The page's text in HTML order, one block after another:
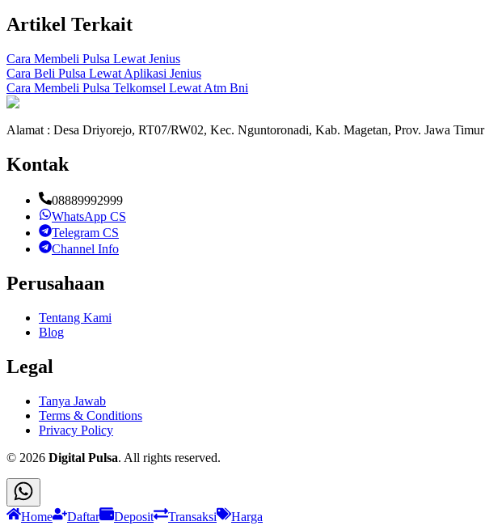
Artikel Terkait
Cara Membeli Pulsa Lewat Jenius
Cara Beli Pulsa Lewat Aplikasi Jenius
Cara Membeli Pulsa Telkomsel Lewat Atm Bni
Alamat : Desa Driyorejo, RT07/RW02, Kec. Nguntoronadi, Kab. Magetan, Prov. Jawa Timur
Kontak
08889992999
WhatsApp CS
Telegram CS
Channel Info
Perusahaan
Tentang Kami
Blog
Legal
Tanya Jawab
Terms & Conditions
Privacy Policy
© 2026 Digital Pulsa. All rights reserved.
Home Daftar Deposit Transaksi Harga